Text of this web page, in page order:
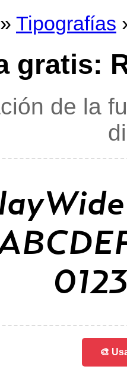
» Tipografías
gratis:
de la
🎨